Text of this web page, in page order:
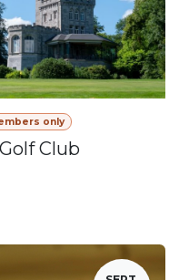
only
Club